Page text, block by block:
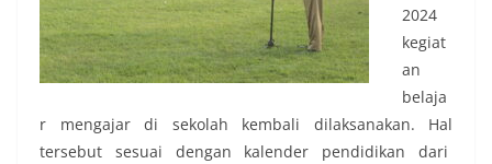
2024
kegiat
an
belaja
r mengajar di sekolah kembali dilaksanakan. Hal
tersebut sesuai dengan kalender pendidikan dari